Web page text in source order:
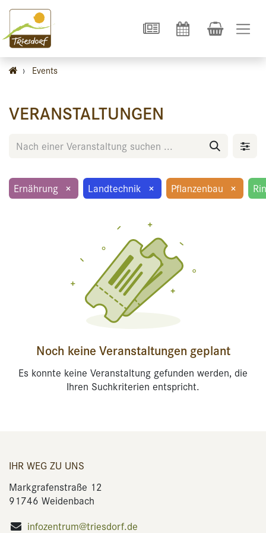
› Events
VERANSTALTUNGEN
Ernährung × Landtechnik × Pflanzenbau ×
Noch keine Veranstaltungen geplant
Es konnte keine Veranstaltung gefunden werden, die
Ihren Suchkriterien entspricht.
IHR WEG ZU UNS
Markgrafenstraße 12
91746 Weidenbach
infozentrum@triesdorf.de